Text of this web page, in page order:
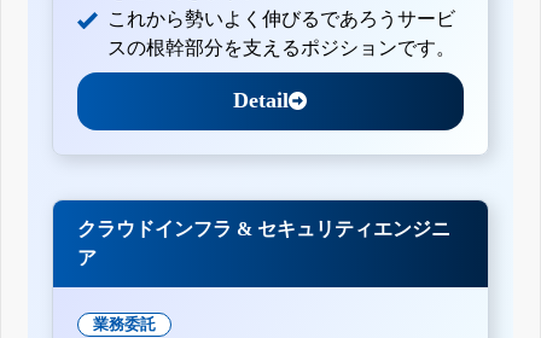
これから勢いよく伸びるであろうサービ
スの根幹部分を支えるポジションです。
Detail
クラウドインフラ & セキュリティエンジニ
ア
業務委託